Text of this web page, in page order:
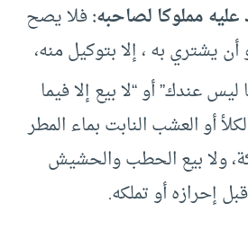
فلا يصح
أن يشتري به ، إلا بتوكيل منه،
ليس عندك” أو “لا بيع إلا فيما
أو العشب النابت بماء المطر
ولا بيع الحطب والحشيش
إحرازه أو تملكه.